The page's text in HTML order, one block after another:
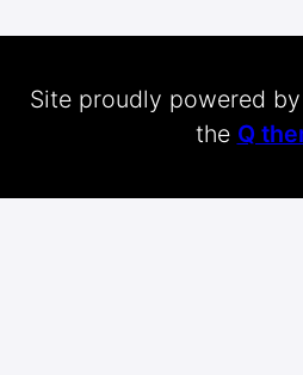
Site proudly powered by
the Q